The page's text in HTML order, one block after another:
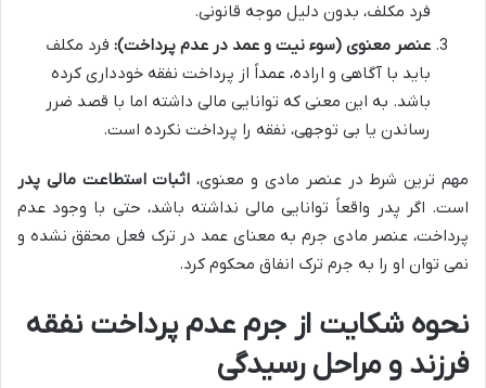
فرد مکلف، بدون دلیل موجه قانونی.
عنصر معنوی (سوء نیت و عمد در عدم پرداخت): فرد مکلف
باید با آگاهی و اراده، عمداً از پرداخت نفقه خودداری کرده
باشد. به این معنی که توانایی مالی داشته اما با قصد ضرر
رساندن یا بی توجهی، نفقه را پرداخت نکرده است.
مهم ترین شرط در عنصر مادی و معنوی، اثبات استطاعت مالی پدر
است. اگر پدر واقعاً توانایی مالی نداشته باشد، حتی با وجود عدم
پرداخت، عنصر مادی جرم به معنای عمد در ترک فعل محقق نشده و
نمی توان او را به جرم ترک انفاق محکوم کرد.
نحوه شکایت از جرم عدم پرداخت نفقه
فرزند و مراحل رسیدگی